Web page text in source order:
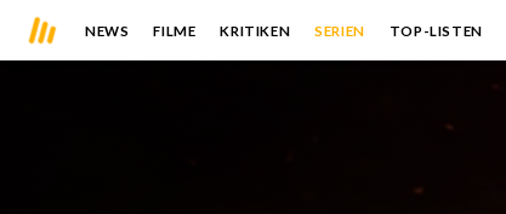
NEWS FILME KRITIKEN SERIEN TOP-LISTEN